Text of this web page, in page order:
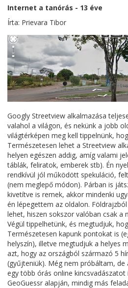
Internet a tanórás - 13 éve
Írta: Prievara Tibor
Googly Streetview alkalmazása
valahol a világon, és nekünk a jobb
világtérképen meg kell tippelnünk,
Természetesen lehet a Streetview
helyen egészen addig, amíg valami
táblák, feliratok, emberek stb). Én
rendkívül jól működött spekuláció,
(nem meglepő módon). Párban is
kivetítve is remek, akkor mindenki
én lépegettem az oldalon.
lehet, hiszen sokszor valóban csak a
Végül tippelhetünk, és megtudjuk,
Természetesen kapunk pontokat is
helyszín), illetve megtudjuk a helyes
azt, hogy az országból származó 5
(gyűjteniük). Még nem próbáltam,
egy több órás online kincsvadászatot
GeoGuessr alapján, mindig más